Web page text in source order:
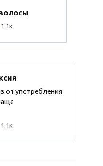
1.1к.
от употребления
1.1к.